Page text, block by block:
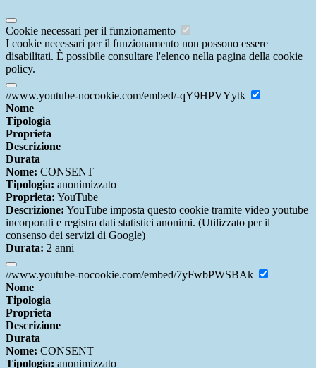
Cookie necessari per il funzionamento
I cookie necessari per il funzionamento non possono essere
disabilitati. È possibile consultare l'elenco nella pagina della cookie
policy.
//www.youtube-nocookie.com/embed/-qY9HPVYytk
Nome
Tipologia
Proprieta
Descrizione
Durata
Nome: CONSENT
Tipologia: anonimizzato
Proprieta: YouTube
Descrizione: YouTube imposta questo cookie tramite video youtube
incorporati e registra dati statistici anonimi. (Utilizzato per il
consenso dei servizi di Google)
Durata: 2 anni
//www.youtube-nocookie.com/embed/7yFwbPWSBAk
Nome
Tipologia
Proprieta
Descrizione
Durata
Nome: CONSENT
Tipologia: anonimizzato